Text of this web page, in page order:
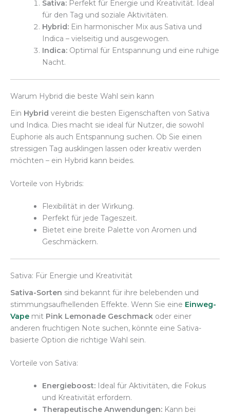
Sativa: Perfekt für Energie und Kreativität. Ideal
für den Tag und soziale Aktivitäten.
Hybrid: Ein harmonischer Mix aus Sativa und
Indica – vielseitig und ausgewogen.
Indica: Optimal für Entspannung und eine ruhige
Nacht.
Warum Hybrid die beste Wahl sein kann
Ein Hybrid vereint die besten Eigenschaften von Sativa
und Indica. Dies macht sie ideal für Nutzer, die sowohl
Euphorie als auch Entspannung suchen. Ob Sie einen
stressigen Tag ausklingen lassen oder kreativ werden
möchten – ein Hybrid kann beides.
Vorteile von Hybrids:
Flexibilität in der Wirkung.
Perfekt für jede Tageszeit.
Bietet eine breite Palette von Aromen und
Geschmäckern.
Sativa: Für Energie und Kreativität
Sativa-Sorten sind bekannt für ihre belebenden und
stimmungsaufhellenden Effekte. Wenn Sie eine Einweg-
Vape mit Pink Lemonade Geschmack oder einer
anderen fruchtigen Note suchen, könnte eine Sativa-
basierte Option die richtige Wahl sein.
Vorteile von Sativa:
Energieboost: Ideal für Aktivitäten, die Fokus
und Kreativität erfordern.
Therapeutische Anwendungen: Kann bei